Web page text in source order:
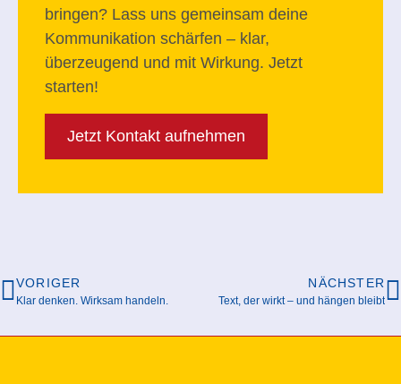
bringen? Lass uns gemeinsam deine
Kommunikation schärfen – klar,
überzeugend und mit Wirkung. Jetzt
starten!
Jetzt Kontakt aufnehmen
VORIGER
Klar denken. Wirksam handeln.
NÄCHSTER
Text, der wirkt – und hängen bleibt